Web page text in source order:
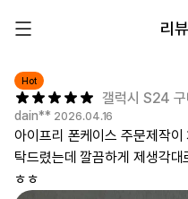
Hot
갤럭시 S24 구
dain** 2026.04.16
아이프리 폰케이스 주문제작
탁드렸는데 깔끔하게 제생각
ㅎㅎ
리
1분컷 무료 템플릿 대량 주문